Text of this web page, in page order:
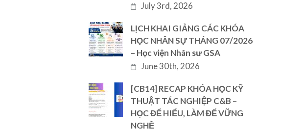
July 3rd, 2026
LỊCH KHAI GIẢNG CÁC KHÓA
HỌC NHÂN SỰ THÁNG 07/2026
– Học viện Nhân sư GSA
June 30th, 2026
[CB14] RECAP KHÓA HỌC KỸ
THUẬT TÁC NGHIỆP C&B –
HỌC ĐỂ HIỂU, LÀM ĐỂ VỮNG
NGHỀ